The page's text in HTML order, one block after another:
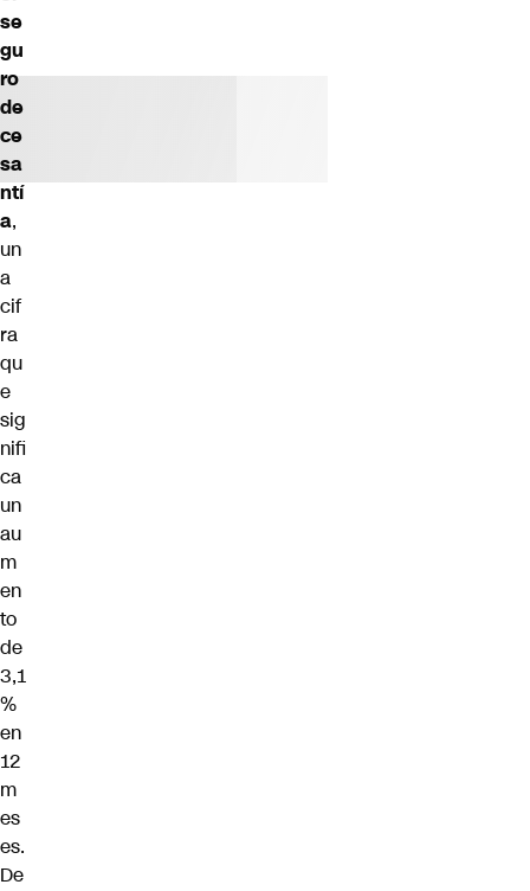
se
gu
ro
de
ce
sa
ntí
a,
un
a
cif
ra
qu
e
sig
nifi
ca
un
au
m
en
to
de
3,1
%
en
12
m
es
es.
De